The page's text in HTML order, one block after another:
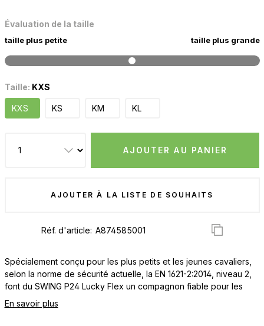
Évaluation de la taille
taille plus petite taille plus grande
Taille: KXS
KXS KS KM KL
AJOUTER AU PANIER
AJOUTER À LA LISTE DE SOUHAITS
Réf. d'article:
Spécialement conçu pour les plus petits et les jeunes cavaliers,
selon la norme de sécurité actuelle, la EN 1621-2:2014, niveau 2,
font du SWING P24 Lucky Flex un compagnon fiable pour les
En savoir plus